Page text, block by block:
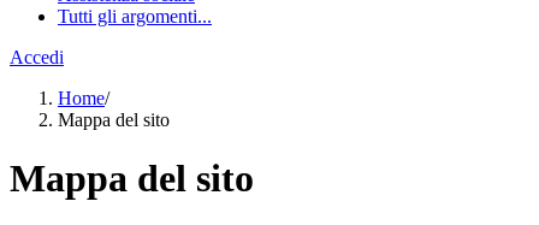
Tutti gli argomenti...
Accedi
Home/
Mappa del sito
Mappa del sito